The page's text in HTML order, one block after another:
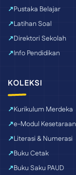
Pustaka Belajar
Latihan Soal
Direktori Sekolah
Info Pendidikan
KOLEKSI
Kurikulum Merdeka
e-Modul Kesetaraan
Literasi & Numerasi
Buku Cetak
Buku Saku PAUD